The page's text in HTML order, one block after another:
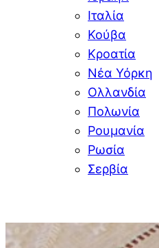
Ιταλία
Κούβα
Κροατία
Νέα Υόρκη
Ολλανδία
Πολωνία
Ρουμανία
Ρωσία
Σερβία